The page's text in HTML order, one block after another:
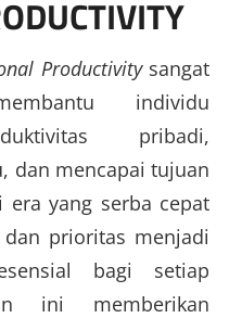
Productivitysangat
individu
pribadi,
dan mencapai tujuan
era yang serba cepat
prioritas menjadi
bagi setiap
ini memberikan